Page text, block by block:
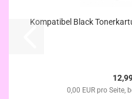
Kompatibel Black
0,00 EUR pro Seite,